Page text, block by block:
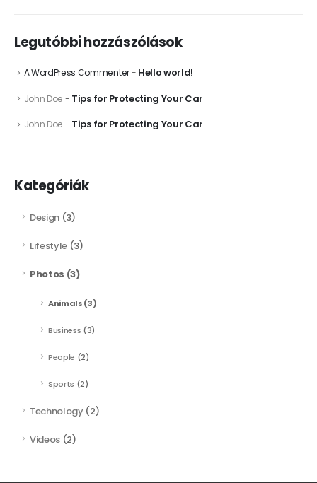
Legutóbbi hozzászólások
A WordPress Commenter- Hello world!
John Doe - Tips for Protecting Your Car
John Doe - Tips for Protecting Your Car
Kategóriák
Design (3)
Lifestyle (3)
Photos (3)
Animals(3)
Business (3)
People (2)
Sports (2)
Technology(2)
Videos (2)